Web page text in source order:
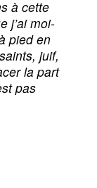
à cette
j’ai moi-
pied en
juif,
la part
pas